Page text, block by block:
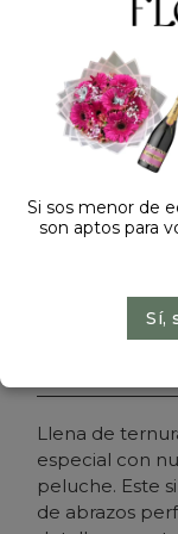
PELUCHE
Llena de
especial con
peluche. Este
de abrazos
Si sos menor de
son aptos para